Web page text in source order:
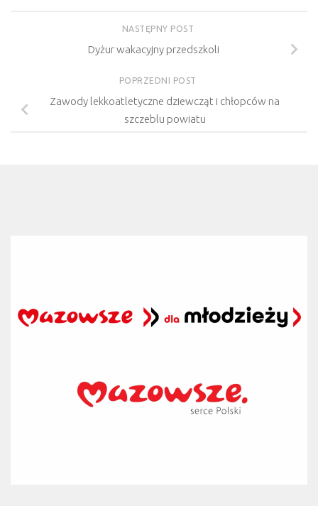
NASTĘPNY POST
Dyżur wakacyjny przedszkoli
POPRZEDNI POST
Zawody lekkoatletyczne dziewcząt i chłopców na
szczeblu powiatu